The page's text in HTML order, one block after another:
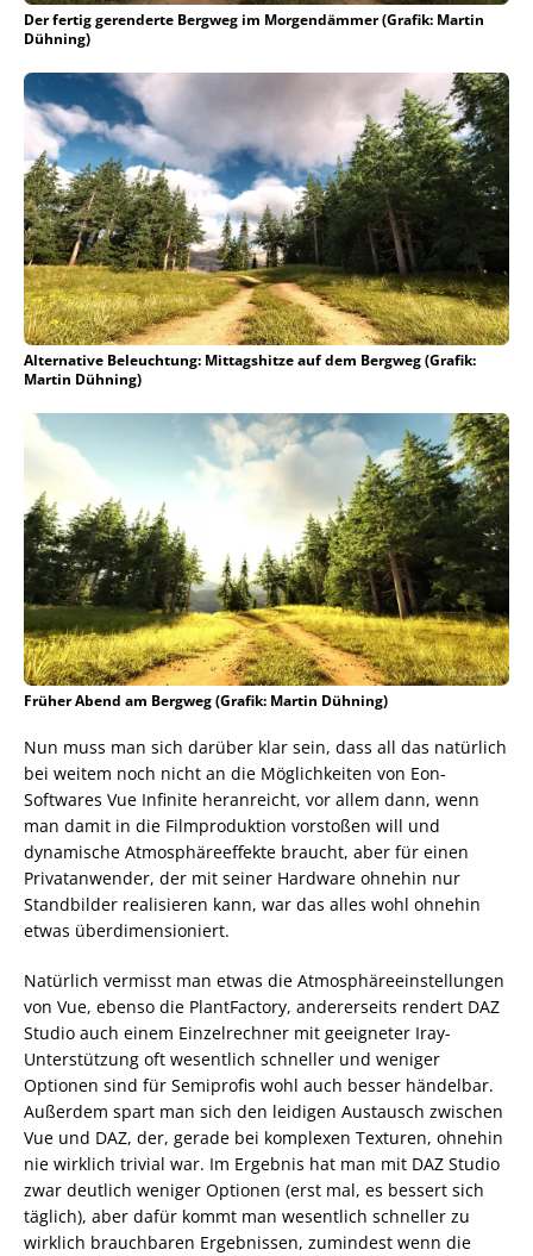
Der fertig gerenderte Bergweg im Morgendämmer (Grafik: Martin
Dühning)
Alternative Beleuchtung: Mittagshitze auf dem Bergweg (Grafik:
Martin Dühning)
Früher Abend am Bergweg (Grafik: Martin Dühning)
Nun muss man sich darüber klar sein, dass all das natürlich
bei weitem noch nicht an die Möglichkeiten von Eon-
Softwares Vue Infinite heranreicht, vor allem dann, wenn
man damit in die Filmproduktion vorstoßen will und
dynamische Atmosphäreeffekte braucht, aber für einen
Privatanwender, der mit seiner Hardware ohnehin nur
Standbilder realisieren kann, war das alles wohl ohnehin
etwas überdimensioniert.
Natürlich vermisst man etwas die Atmosphäreeinstellungen
von Vue, ebenso die PlantFactory, andererseits rendert DAZ
Studio auch einem Einzelrechner mit geeigneter Iray-
Unterstützung oft wesentlich schneller und weniger
Optionen sind für Semiprofis wohl auch besser händelbar.
Außerdem spart man sich den leidigen Austausch zwischen
Vue und DAZ, der, gerade bei komplexen Texturen, ohnehin
nie wirklich trivial war. Im Ergebnis hat man mit DAZ Studio
zwar deutlich weniger Optionen (erst mal, es bessert sich
täglich), aber dafür kommt man wesentlich schneller zu
wirklich brauchbaren Ergebnissen, zumindest wenn die